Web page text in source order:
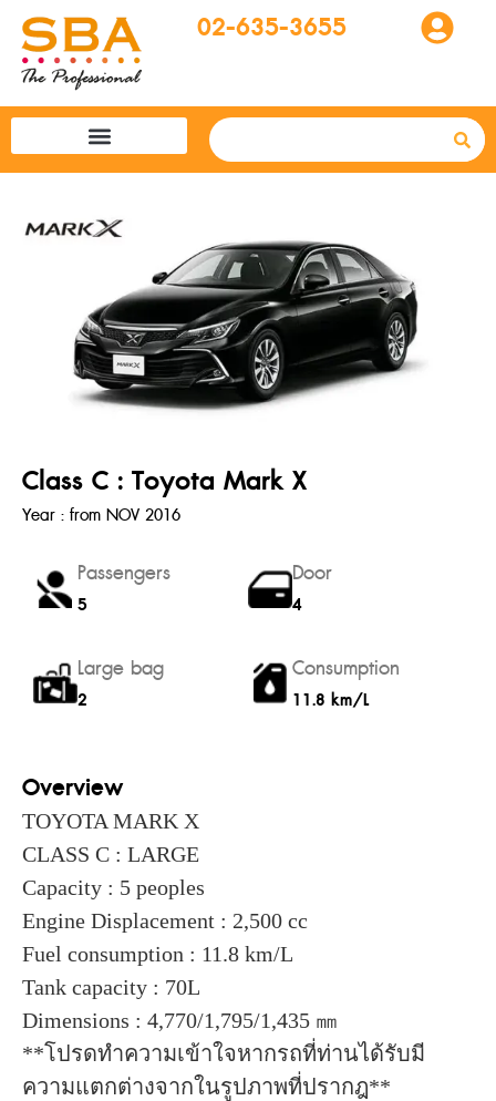
02-635-3655
Class C : Toyota Mark X
Year : from NOV 2016
Passengers
5
Door
4
Large bag
2
Consumption
11.8 km/L
Overview
TOYOTA MARK X
CLASS C : LARGE
Capacity : 5 peoples
Engine Displacement : 2,500 cc
Fuel consumption : 11.8 km/L
Tank capacity : 70L
Dimensions : 4,770/1,795/1,435 ㎜
**โปรดทำความเข้าใจหากรถที่ท่านได้รับมี
ความแตกต่างจากในรูปภาพที่ปรากฎ**